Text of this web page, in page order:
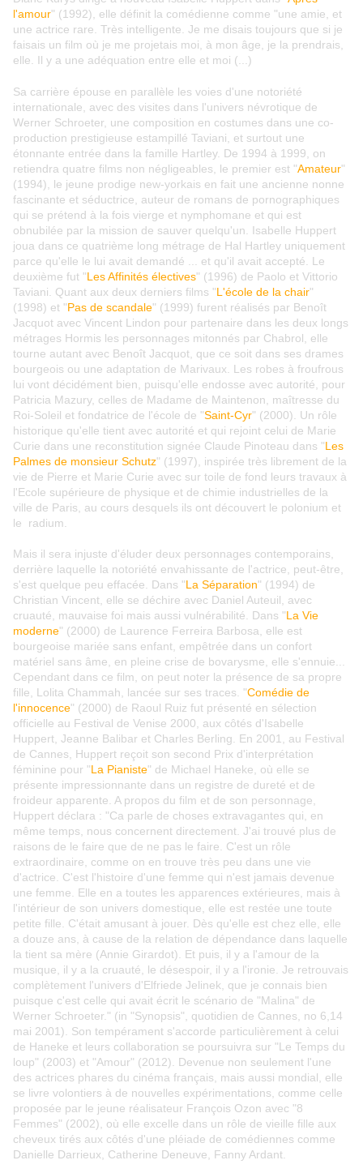
l'amour" (1992), elle définit la comédienne comme "une amie, et
une actrice rare. Très intelligente. Je me disais toujours que si je
faisais un film où je me projetais moi, à mon âge, je la prendrais,
elle. Il y a une adéquation entre elle et moi (...)
Sa carrière épouse en parallèle les voies d'une notoriété
internationale, avec des visites dans l'univers névrotique de
Werner Schroeter, une composition en costumes dans une co-
production prestigieuse estampillé Taviani, et surtout une
étonnante entrée dans la famille Hartley. De 1994 à 1999, on
retiendra quatre films non négligeables, le premier est "Amateur"
(1994), le jeune prodige new-yorkais en fait une ancienne nonne
fascinante et séductrice, auteur de romans de pornographiques
qui se prétend à la fois vierge et nymphomane et qui est
obnubilée par la mission de sauver quelqu'un. Isabelle Huppert
joua dans ce quatrième long métrage de Hal Hartley uniquement
parce qu'elle le lui avait demandé ... et qu'il avait accepté. Le
deuxième fut "Les Affinités électives" (1996) de Paolo et Vittorio
Taviani. Quant aux deux derniers films "L'école de la chair"
(1998) et "Pas de scandale" (1999) furent réalisés par Benoît
Jacquot avec Vincent Lindon pour partenaire dans les deux longs
métrages Hormis les personnages mitonnés par Chabrol, elle
tourne autant avec Benoît Jacquot, que ce soit dans ses drames
bourgeois ou une adaptation de Marivaux. Les robes à froufrous
lui vont décidément bien, puisqu'elle endosse avec autorité, pour
Patricia Mazury, celles de Madame de Maintenon, maîtresse du
Roi-Soleil et fondatrice de l'école de "Saint-Cyr" (2000). Un rôle
historique qu'elle tient avec autorité et qui rejoint celui de Marie
Curie dans une reconstitution signée Claude Pinoteau dans "Les
Palmes de monsieur Schutz" (1997), inspirée très librement de la
vie de Pierre et Marie Curie avec sur toile de fond leurs travaux à
l'Ecole supérieure de physique et de chimie industrielles de la
ville de Paris, au cours desquels ils ont découvert le polonium et
le radium.
Mais il sera injuste d'éluder deux personnages contemporains,
derrière laquelle la notoriété envahissante de l'actrice, peut-être,
s'est quelque peu effacée. Dans "La Séparation" (1994) de
Christian Vincent, elle se déchire avec Daniel Auteuil, avec
cruauté, mauvaise foi mais aussi vulnérabilité. Dans "La Vie
moderne" (2000) de Laurence Ferreira Barbosa, elle est
bourgeoise mariée sans enfant, empêtrée dans un confort
matériel sans âme, en pleine crise de bovarysme, elle s'ennuie...
Cependant dans ce film, on peut noter la présence de sa propre
fille, Lolita Chammah, lancée sur ses traces. "Comédie de
l'innocence" (2000) de Raoul Ruiz fut présenté en sélection
officielle au Festival de Venise 2000, aux côtés d'Isabelle
Huppert, Jeanne Balibar et Charles Berling. En 2001, au Festival
de Cannes, Huppert reçoit son second Prix d'interprétation
féminine pour "La Pianiste" de Michael Haneke, où elle se
présente impressionnante dans un registre de dureté et de
froideur apparente. A propos du film et de son personnage,
Huppert déclara : "Ca parle de choses extravagantes qui, en
même temps, nous concernent directement. J'ai trouvé plus de
raisons de le faire que de ne pas le faire. C'est un rôle
extraordinaire, comme on en trouve très peu dans une vie
d'actrice. C'est l'histoire d'une femme qui n'est jamais devenue
une femme. Elle en a toutes les apparences extérieures, mais à
l'intérieur de son univers domestique, elle est restée une toute
petite fille. C'était amusant à jouer. Dès qu'elle est chez elle, elle
a douze ans, à cause de la relation de dépendance dans laquelle
la tient sa mère (Annie Girardot). Et puis, il y a l'amour de la
musique, il y a la cruauté, le désespoir, il y a l'ironie. Je retrouvais
complètement l'univers d'Elfriede Jelinek, que je connais bien
puisque c'est celle qui avait écrit le scénario de "Malina" de
Werner Schroeter." (in "Synopsis", quotidien de Cannes, no 6,14
mai 2001). Son tempérament s'accorde particulièrement à celui
de Haneke et leurs collaboration se poursuivra sur "Le Temps du
loup" (2003) et "Amour" (2012). Devenue non seulement l'une
des actrices phares du cinéma français, mais aussi mondial, elle
se livre volontiers à de nouvelles expérimentations, comme celle
proposée par le jeune réalisateur François Ozon avec "8
Femmes" (2002), où elle excelle dans un rôle de vieille fille aux
cheveux tirés aux côtés d'une pléiade de comédiennes comme
Danielle Darrieux, Catherine Deneuve, Fanny Ardant.